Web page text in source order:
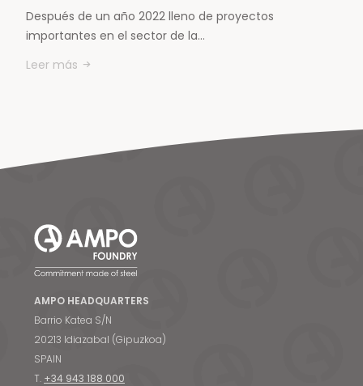
Después de un año 2022 lleno de proyectos
importantes en el sector de la…
Leer más
AMPO HEADQUARTERS
Barrio Katea S/N
20213 Idiazabal (Gipuzkoa)
SPAIN
T. +34 943 188 000